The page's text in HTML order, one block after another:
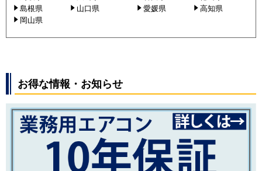
島根県
山口県
岡山県
愛媛県
高知県
お得な情報・お知らせ